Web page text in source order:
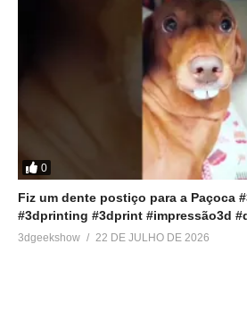
0
Fiz um dente postiço para a Paçoca
#3dprinting #3dprint #impressão3d
3dgeekshow 22 DE JULHO DE 2026